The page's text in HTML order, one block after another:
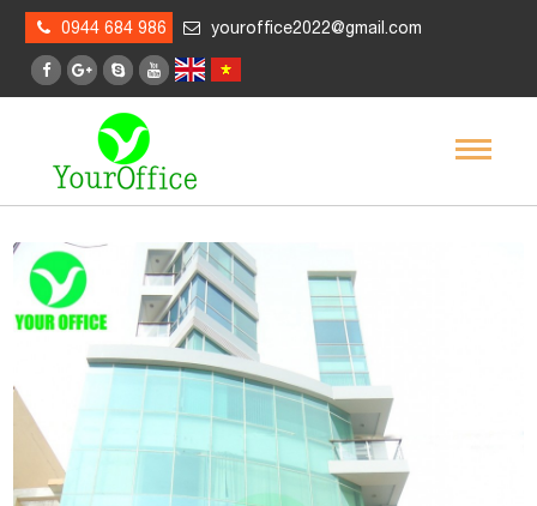
0944 684 986 youroffice2022@gmail.com